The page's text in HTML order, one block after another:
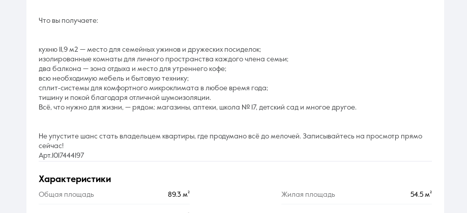
характеристики
Общая площадь 89.3 м² Жилая площадь 54.5 м²
Что вы получаете:
кухню 11,9 м2 — место для семейных ужинов и дружеских посиделок;
изолированные комнаты для личного пространства каждого члена семьи;
два балкона — зона отдыха и место для утреннего кофе;
всю необходимую мебель и бытовую технику;
сплит‑системы для комфортного микроклимата в любое время года;
тишину и покой благодаря отличной шумоизоляции.
Всё, что нужно для жизни, — рядом: магазины, аптеки, школа № 17, детский сад и многое другое.
Не упустите шанс стать владельцем квартиры, где продумано всё до мелочей. Записывайтесь на просмотр прямо
сейчас!
Арт.1017444197